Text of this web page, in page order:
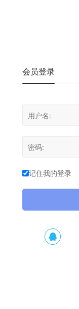
会员登录
记住我的登录